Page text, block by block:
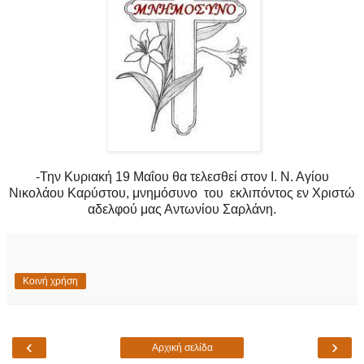
-Την Κυριακή 19 Μαΐου θα τελεσθεί στον Ι. Ν. Αγίου
Νικολάου Καρύστου, μνημόσυνο του εκλιπόντος εν Χριστώ
αδελφού μας Αντωνίου Σαρλάνη.
Κοινή χρήση
‹ ›
Αρχική σελίδα